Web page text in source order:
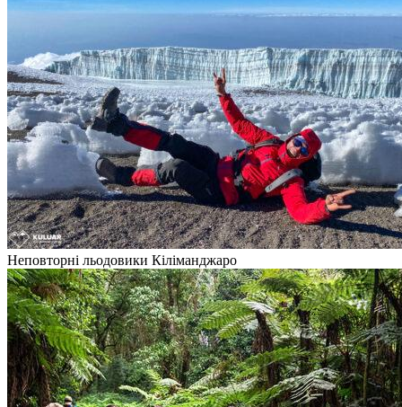
Неповторні льодовики Кіліманджаро